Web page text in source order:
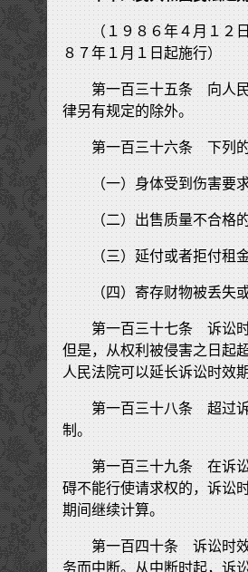
（１９８６年４月１２
８７年１月１日起施行）
第一百三十五条 向人
律另有规定的除外。
第一百三十六条 下列
（一）身体受到伤害要
（二）出售质量不合格
（三）延付或者拒付租
（四）寄存财物被丢失
第一百三十七条 诉讼
但是，从权利被侵害之日起
人民法院可以延长诉讼时效
第一百三十八条 超过
制。
第一百三十九条 在诉
碍不能行使请求权的，诉讼
期间继续计算。
第一百四十条 诉讼时
务而中断。从中断时起，诉